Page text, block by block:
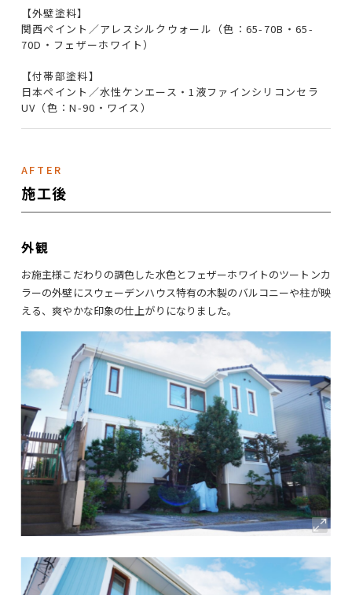
【外壁塗料】
関西ペイント／アレスシルクウォール（色：65-70B・65-
70D・フェザーホワイト）
【付帯部塗料】
日本ペイント／水性ケンエース・1液ファインシリコンセラ
UV（色：N-90・ワイス）
AFTER
施工後
外観
お施主様こだわりの調色した水色とフェザーホワイトのツートンカ
ラーの外壁にスウェーデンハウス特有の木製のバルコニーや柱が映
える、爽やかな印象の仕上がりになりました。